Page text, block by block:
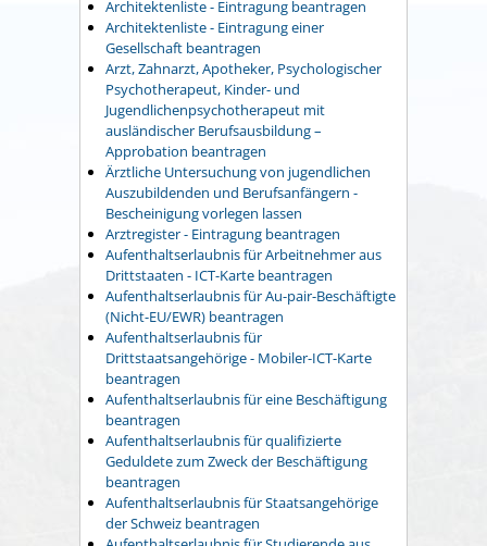
Architektenliste - Eintragung beantragen
Architektenliste - Eintragung einer
Gesellschaft beantragen
Arzt, Zahnarzt, Apotheker, Psychologischer
Psychotherapeut, Kinder- und
Jugendlichenpsychotherapeut mit
ausländischer Berufsausbildung –
Approbation beantragen
Ärztliche Untersuchung von jugendlichen
Auszubildenden und Berufsanfängern -
Bescheinigung vorlegen lassen
Arztregister - Eintragung beantragen
Aufenthaltserlaubnis für Arbeitnehmer aus
Drittstaaten - ICT-Karte beantragen
Aufenthaltserlaubnis für Au-pair-Beschäftigte
(Nicht-EU/EWR) beantragen
Aufenthaltserlaubnis für
Drittstaatsangehörige - Mobiler-ICT-Karte
beantragen
Aufenthaltserlaubnis für eine Beschäftigung
beantragen
Aufenthaltserlaubnis für qualifizierte
Geduldete zum Zweck der Beschäftigung
beantragen
Aufenthaltserlaubnis für Staatsangehörige
der Schweiz beantragen